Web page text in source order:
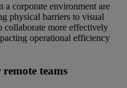
a corporate environment are
physical barriers to visual
collaborate more effectively
operational efficiency
teams